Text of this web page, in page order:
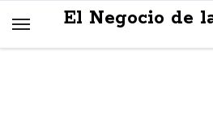
El Negocio de